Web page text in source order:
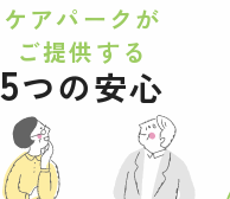
ケアパークが
ご提供する
5つの安心